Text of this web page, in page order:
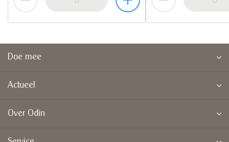
Doe mee
Actueel
Over Odin